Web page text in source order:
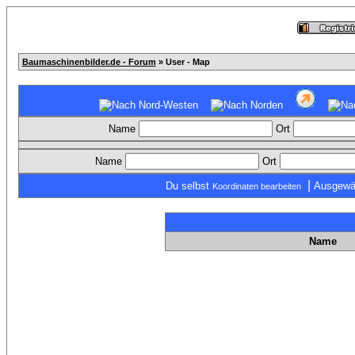
Baumaschinenbilder.de - Forum » User - Map
Name Ort
Name Ort
Du selbst Koordinaten bearbeiten
Name